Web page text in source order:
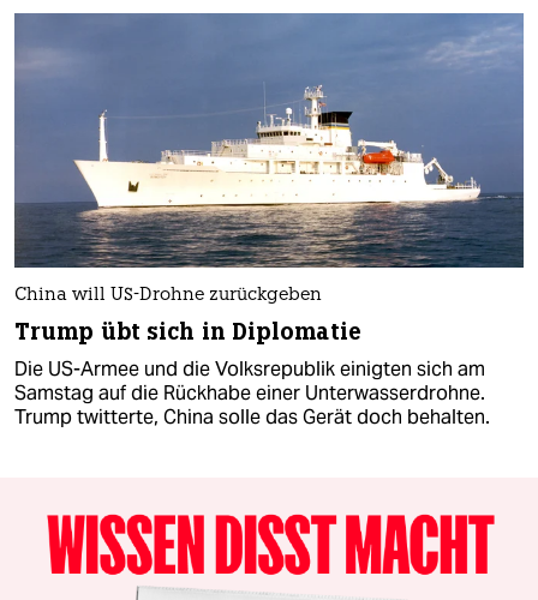
China will US-Drohne zurückgeben
Trump übt sich in Diplomatie
Die US-Armee und die Volksrepublik einigten sich am
Samstag auf die Rückhabe einer Unterwasserdrohne.
Trump twitterte, China solle das Gerät doch behalten.